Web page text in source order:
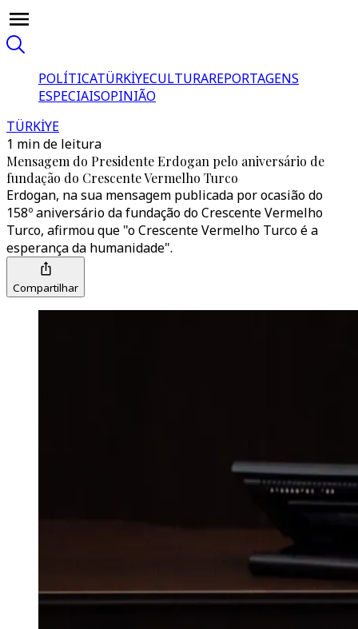
POLÍTICATÜRKİYECULTURAREPORTAGENS
ESPECIAISOPINIÃO
TÜRKİYE
1 min de leitura
Mensagem do Presidente Erdogan pelo aniversário de
fundação do Crescente Vermelho Turco
Erdogan, na sua mensagem publicada por ocasião do
158º aniversário da fundação do Crescente Vermelho
Turco, afirmou que "o Crescente Vermelho Turco é a
esperança da humanidade".
Compartilhar